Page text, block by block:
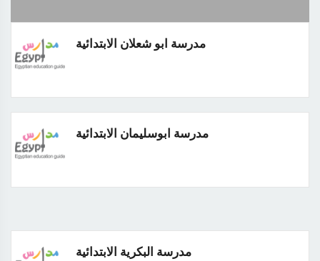
مدرسة ابو شعلان الابتدائية
مدرسة ابوسليمان الابتدائية
مدرسة البكرية الابتدائية